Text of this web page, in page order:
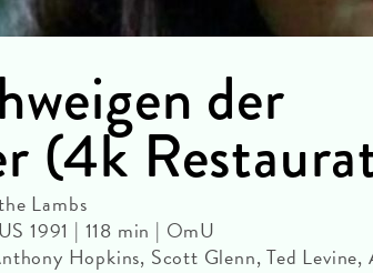
der
(4k
Lambs
1991 | 118 min | OmU
Hopkins, Scott Glenn, Ted Levine,